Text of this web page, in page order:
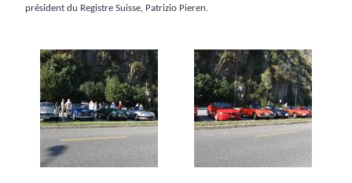
président du Registre Suisse, Patrizio Pieren.